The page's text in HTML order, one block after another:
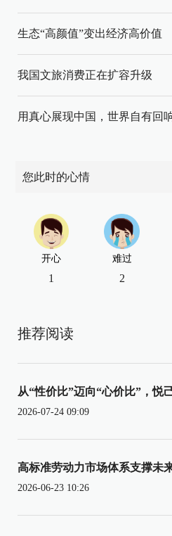
生态“高颜值”变出经济高价值
我国文旅消费正在扩容升级
用真心展现中国，世界自有回
您此时的心情
开心
1
难过
2
推荐阅读
从“性价比”迈向“心价比”，悦
2026-07-24 09:09
高标准劳动力市场体系支撑未
2026-06-23 10:26